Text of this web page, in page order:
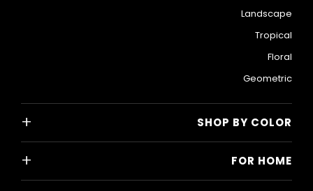
Landscape
Tropical
Floral
Geometric
SHOP BY COLOR
+
FOR HOME
+